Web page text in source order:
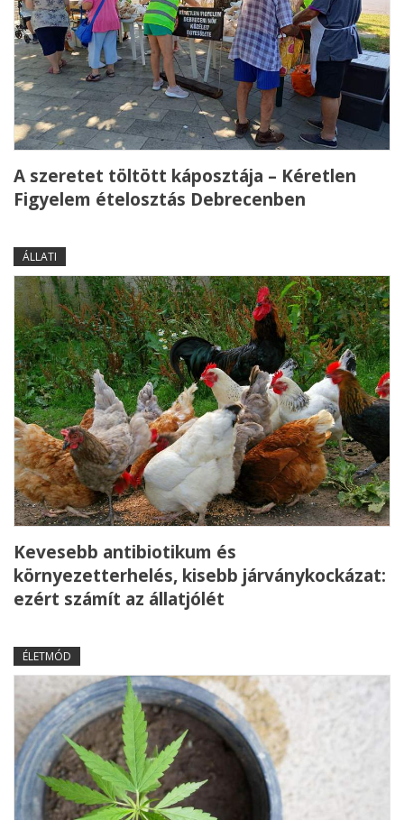
A szeretet töltött káposztája – Kéretlen
Figyelem ételosztás Debrecenben
ÁLLATI
Kevesebb antibiotikum és
környezetterhelés, kisebb járványkockázat:
ezért számít az állatjólét
ÉLETMÓD